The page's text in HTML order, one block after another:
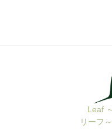
Leaf
リーフ